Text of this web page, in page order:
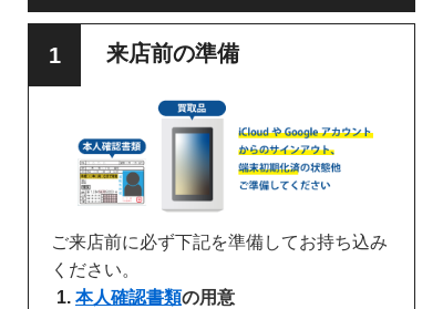
来店前の準備
ご来店前に必ず下記を準備してお持ち込み
ください。
本人確認書類の用意